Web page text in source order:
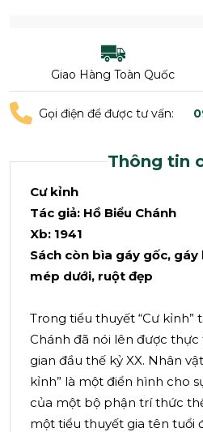
Giao Hàng Toàn Quốc
Gọi điện để được tư vấn:
Thông tin
Cư kỉnh
Tác giả: Hồ Biểu Chánh
Xb: 1941
Sách còn bìa gáy gốc,
mép dưới, ruột đẹp
Trong tiểu thuyết “Cư kỉnh”
Chánh đã nói lên được thực
gian đầu thế kỷ XX. Nhân
kỉnh” là một điển hình cho
của một bộ phận trí thức
một tiểu thuyết gia tên tuổi